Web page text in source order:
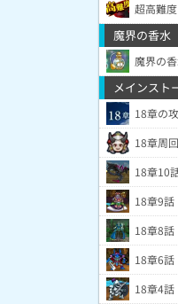
超高難
魔界の香水
魔界の
メインスト
18章の
18章周
18章10
18章9話
18章8話
18章6話
18章4話